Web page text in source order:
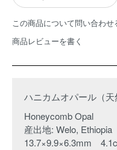
この商品について問い合わせ
商品レビューを書く
ハニカムオパール（天
Honeycomb Opal
産出地: Welo, Ethiopia
13.7×9.9×6.3mm